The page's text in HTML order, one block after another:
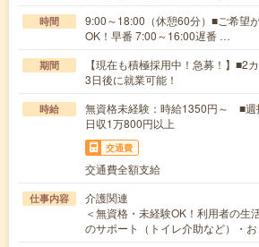
時間
9:00～18:00（休憩60分）■ご希望
OK！早番 7:00～16:00遅番 …
期間
【現在も積極採用中！急募！】
3日後に就業可能！
時給
無資格未経験：時給1350円～ ■
日収1万800円以上
交通費
交通費全額支給
仕事内容
介護関連
＜無資格・未経験OK！利用者の生
のサポート（トイレ介助など）・